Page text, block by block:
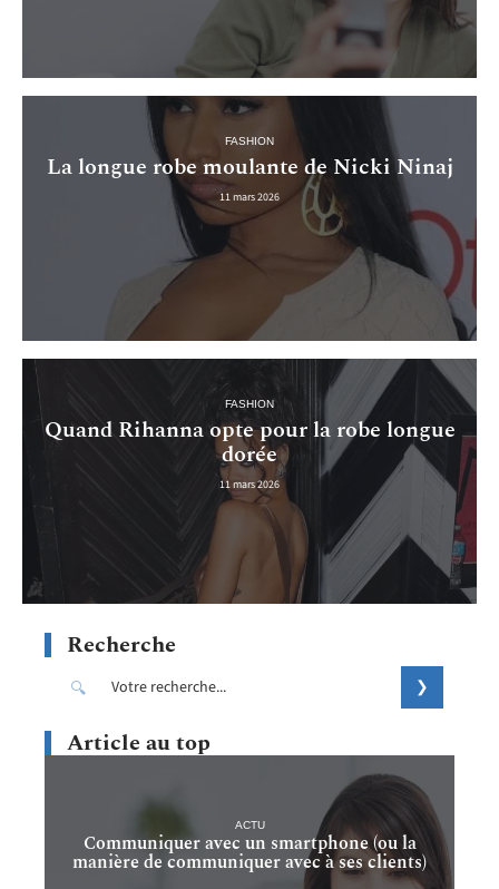
FASHION
La longue robe moulante de Nicki Ninaj
11 mars 2026
FASHION
Quand Rihanna opte pour la robe longue
dorée
11 mars 2026
Recherche
Article au top
ACTU
Communiquer avec un smartphone (ou la
manière de communiquer avec à ses clients)